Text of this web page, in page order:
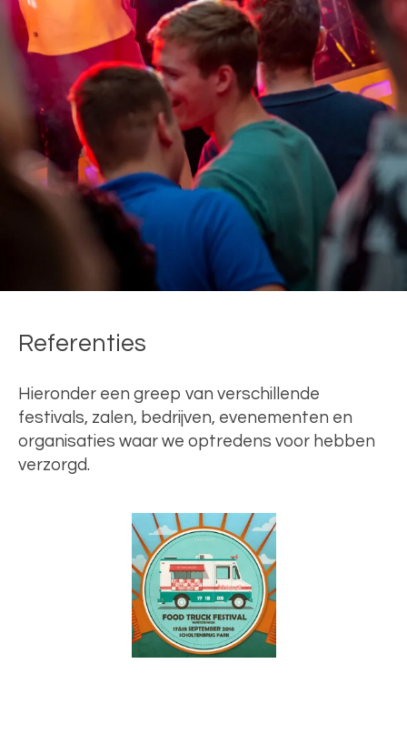
Referenties
Hieronder een greep van verschillende
festivals, zalen, bedrijven, evenementen en
organisaties waar we optredens voor hebben
verzorgd.